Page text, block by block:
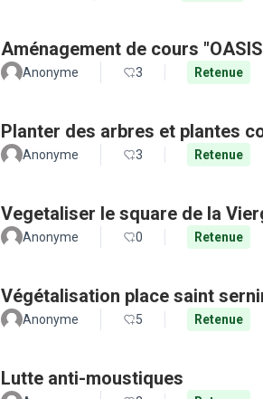
Aménagement de cours
Anonyme 3 Retenue
Planter des arbres et plantes
Anonyme 3 Retenue
Vegetaliser le square de la
Anonyme 0 Retenue
Végétalisation place saint
Anonyme 5 Retenue
Lutte anti-moustiques